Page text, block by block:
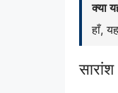
क्या
हाँ,